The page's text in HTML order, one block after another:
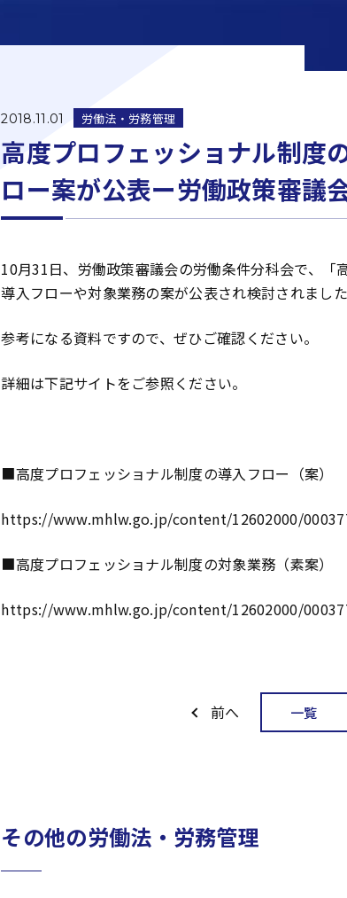
2018.11.01 労働法・労務管理
高度プロフェッショナル制度
ロー案が公表ー労働政策審議
10月31日、労働政策審議会の労働条件分科会で、「
導入フローや対象業務の案が公表され検討されました
参考になる資料ですので、ぜひご確認ください。
詳細は下記サイトをご参照ください。
■高度プロフェッショナル制度の導入フロー（案）
https://www.mhlw.go.jp/content/12602000/
■高度プロフェッショナル制度の対象業務（素案）
https://www.mhlw.go.jp/content/12602000/
前へ 一覧
その他の労働法・労務管理